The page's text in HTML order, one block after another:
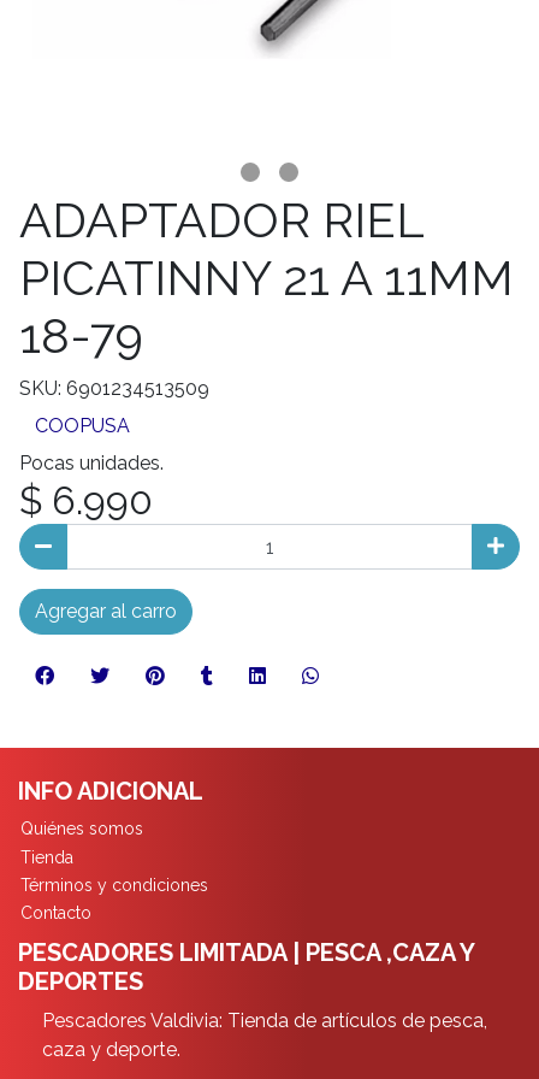
ADAPTADOR RIEL
PICATINNY 21 A 11MM
18-79
SKU: 6901234513509
COOPUSA
Pocas unidades.
$ 6.990
Agregar al carro
INFO ADICIONAL
Quiénes somos
Tienda
Términos y condiciones
Contacto
PESCADORES LIMITADA | PESCA ,CAZA Y
DEPORTES
Pescadores Valdivia: Tienda de artículos de pesca,
caza y deporte.